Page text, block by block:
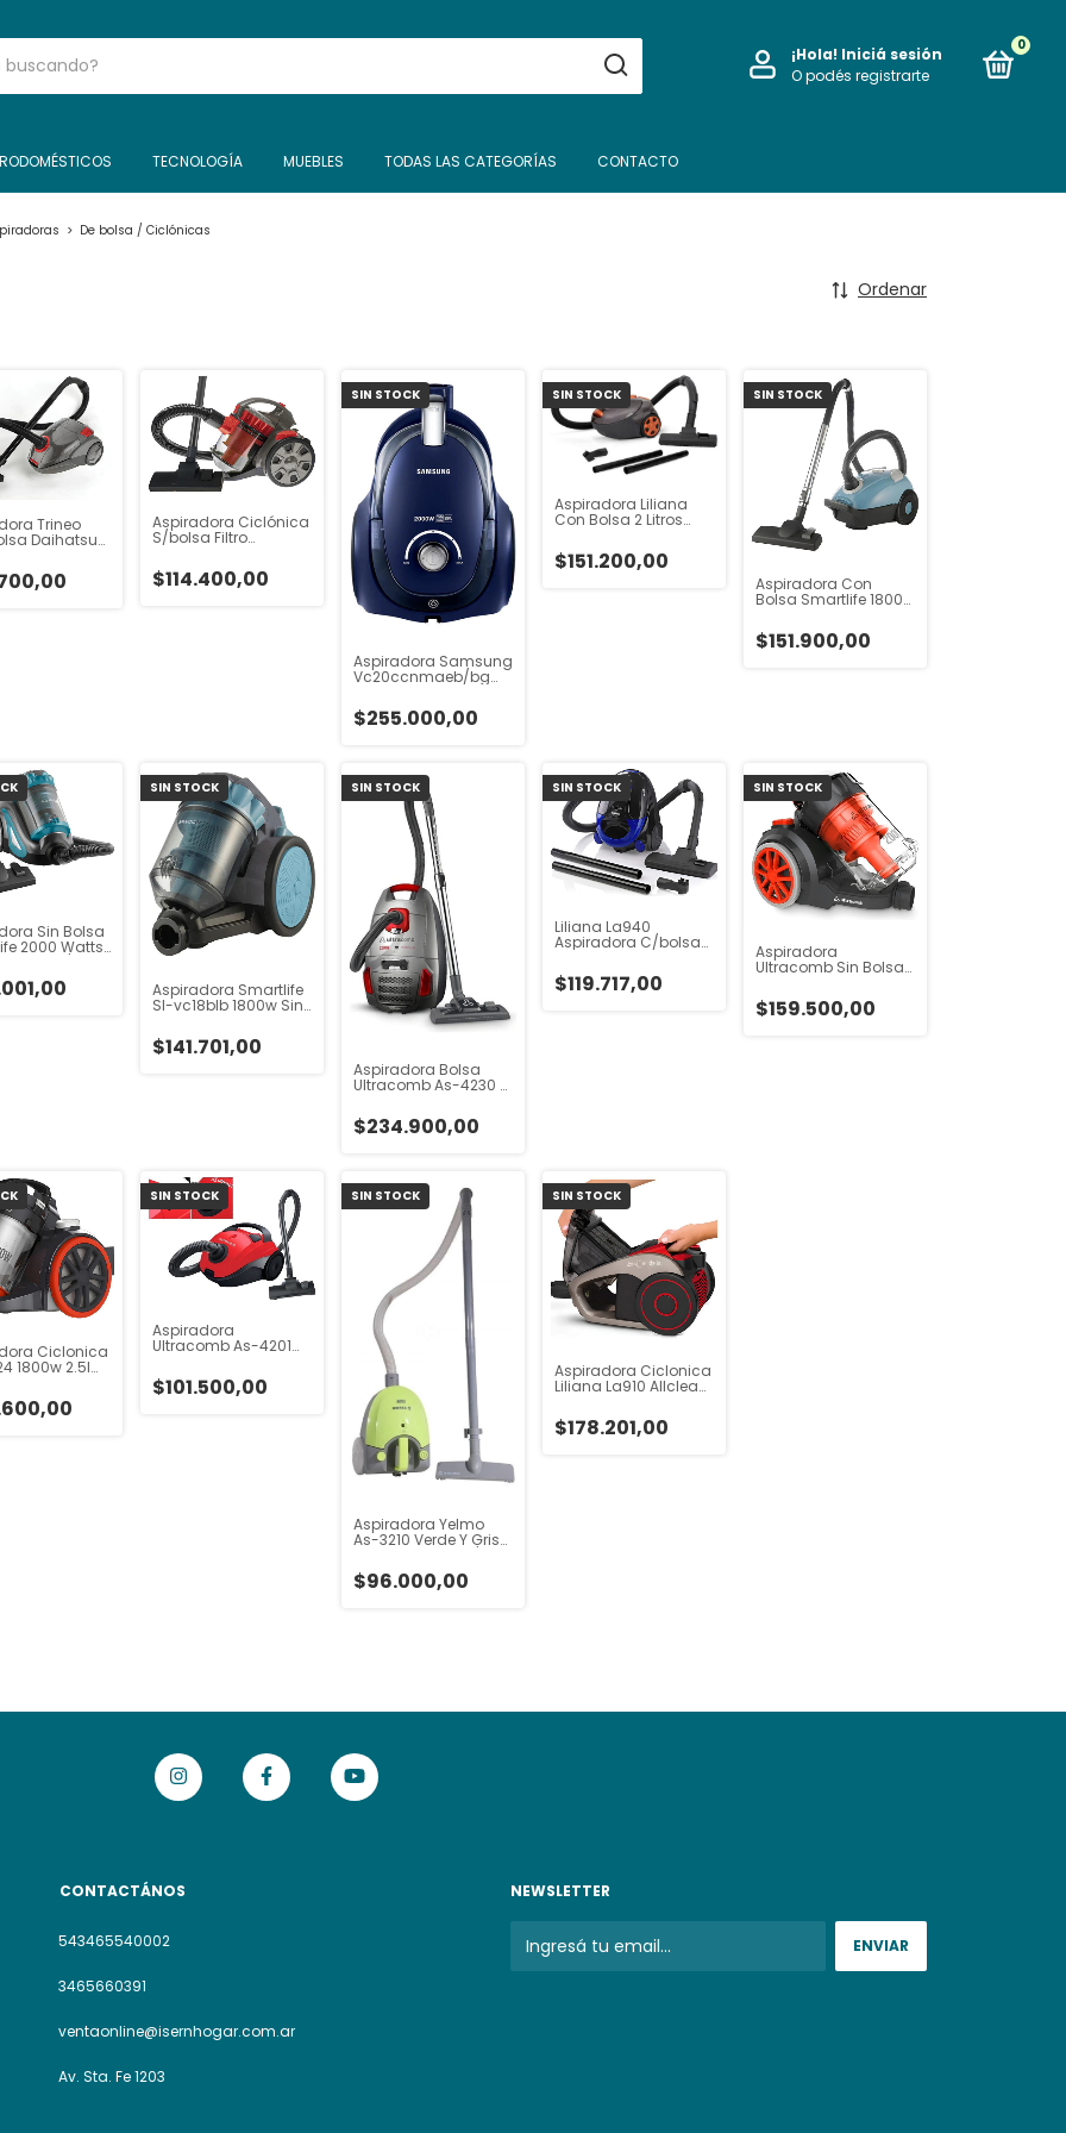
¡Hola! Iniciá sesión
O podés registrarte
0
TECNOLOGÍA MUEBLES TODAS LAS CATEGORÍAS CONTACTO
> De bolsa / Ciclónicas
Ordenar
Trineo
Daihatsu
Aspiradora Ciclónica
S/bolsa Filtro
1200w Color Rojo
$114.400,00
SIN STOCK
Aspiradora Samsung
Vc20ccnmaeb/bg
Ártico
$255.000,00
SIN STOCK
Aspiradora Liliana
Con Bolsa 2 Litros
$151.200,00
SIN STOCK
Aspiradora Con
Bolsa Smartlife 1800
Azul Claro
$151.900,00
Sin Bolsa
2000 Watts
SIN STOCK
Aspiradora Smartlife
Sl-vc18blb 1800w Sin
$141.701,00
SIN STOCK
Aspiradora Bolsa
Ultracomb As-4230 7l
$234.900,00
SIN STOCK
Liliana La940
Aspiradora C/bolsa
Boquillas Negro
$119.717,00
SIN STOCK
Aspiradora
Ultracomb Sin Bolsa
Hepa Gris/naranja
$159.500,00
Ciclonica
1800w 2.5l
SIN STOCK
Aspiradora
Ultracomb As-4201
Cepillo Rojo
$101.500,00
SIN STOCK
Aspiradora Yelmo
As-3210 Verde Y Gris
$96.000,00
SIN STOCK
Aspiradora Ciclonica
Liliana La910 Allclean
$178.201,00
CONTACTÁNOS
543465540002
3465660391
ventaonline@isernhogar.com.ar
Av. Sta. Fe 1203
NEWSLETTER